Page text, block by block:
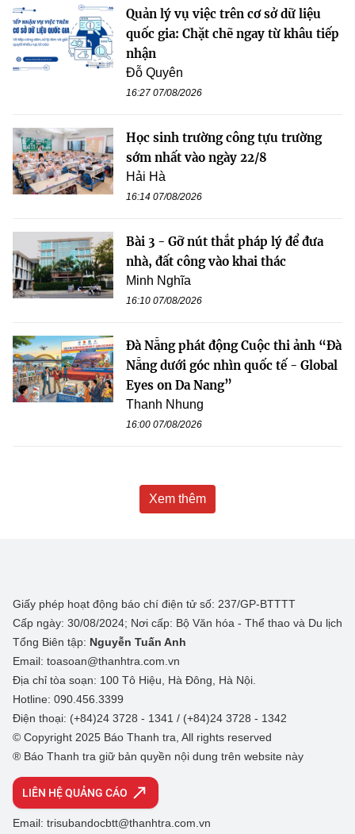
Quản lý vụ việc trên cơ sở dữ liệu
quốc gia: Chặt chẽ ngay từ khâu tiếp
nhận
Đỗ Quyên
16:27 07/08/2026
Học sinh trường công tựu trường
sớm nhất vào ngày 22/8
Hải Hà
16:14 07/08/2026
Bài 3 - Gỡ nút thắt pháp lý để đưa
nhà, đất công vào khai thác
Minh Nghĩa
16:10 07/08/2026
Đà Nẵng phát động Cuộc thi ảnh “Đà
Nẵng dưới góc nhìn quốc tế - Global
Eyes on Da Nang”
Thanh Nhung
16:00 07/08/2026
Xem thêm
Giấy phép hoạt động báo chí điện tử số: 237/GP-BTTTT
Cấp ngày: 30/08/2024; Nơi cấp: Bộ Văn hóa - Thể thao và Du lịch
Tổng Biên tập: Nguyễn Tuấn Anh
Email: toasoan@thanhtra.com.vn
Địa chỉ tòa soạn: 100 Tô Hiệu, Hà Đông, Hà Nội.
Hotline: 090.456.3399
Điện thoại: (+84)24 3728 - 1341 / (+84)24 3728 - 1342
© Copyright 2025 Báo Thanh tra, All rights reserved
® Báo Thanh tra giữ bản quyền nội dung trên website này
LIÊN HỆ QUẢNG CÁO
Email: trisubandocbtt@thanhtra.com.vn